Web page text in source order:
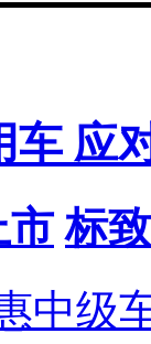
车 应
市 标
中级